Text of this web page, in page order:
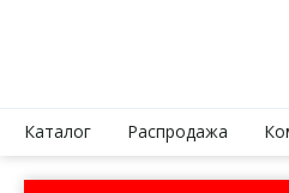
Каталог Распродажа